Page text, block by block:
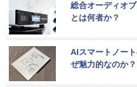
総合オーディオ
とは何者か？
AIスマートノー
ぜ魅力的なのか？